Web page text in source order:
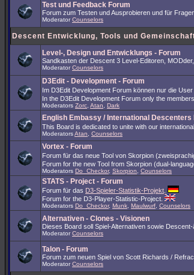
Test und Feedback Forum
Forum zum Testen und Ausprobieren und für
Moderator Counselors
Descent Entwicklung, Tools und
Level-, Design und Entwicklungs - Forum
Sandkasten der Descent 3 Level-Editoren,
Moderator Counselors
D3Edit - Development - Forum
Im D3Edit Development Forum können nur die
In the D3Edit Development Forum only the
Moderators Zorc Atan Dark
English Embassy / International Descenters
This Board is dedicated to unite with our
ModeratorsAtan Counselors
Vortex - Forum
Forum für das neue Tool von Skorpion
Forum for the new Tool from Skorpion (dual-
Moderators Do_Checkor, Skorpion Counselors
STATS - Project - Forum
Forum für das D3-Spieler-Statistik-Projekt
Forum for the D3-Player-Statistic-Project.
Moderators Do_Checkor, Munk Maulwurf Counselors
Alternativen - Clones - Visionen
Dieses Board soll Spiel-Alternativen sowie
Moderator Counselors
Talon - Forum
Forum zum neuen Spiel von Scott Richards /
Moderator Counselors